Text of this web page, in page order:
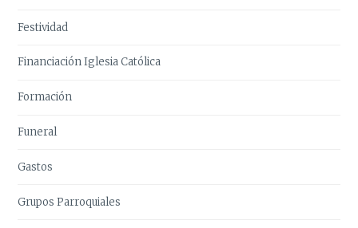
Festividad
Financiación Iglesia Católica
Formación
Funeral
Gastos
Grupos Parroquiales